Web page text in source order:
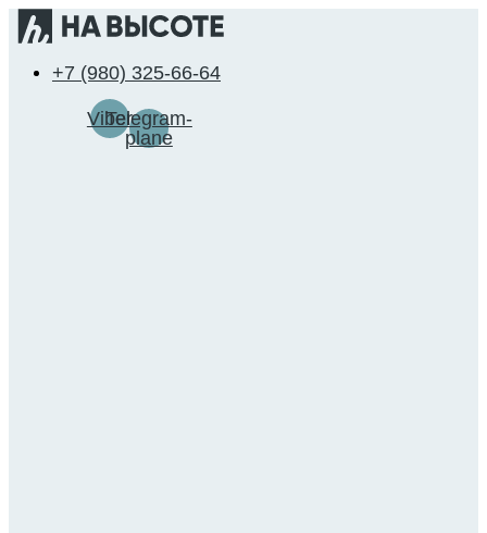
Перейти
содержимому
+7 (980) 325-66-64
Viber
Telegram-
plane